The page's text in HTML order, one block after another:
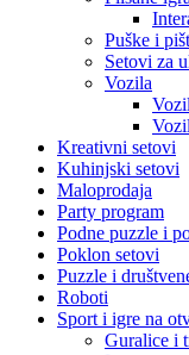
Puške i
Setovi za
Vozila
Kreativni setovi
Kuhinjski setovi
Maloprodaja
Party program
Podne puzzle i
Poklon setovi
Puzzle i
Roboti
Sport i igre na
Guralice i